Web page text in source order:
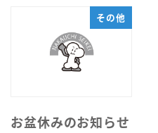
その他
お盆休みのお知らせ